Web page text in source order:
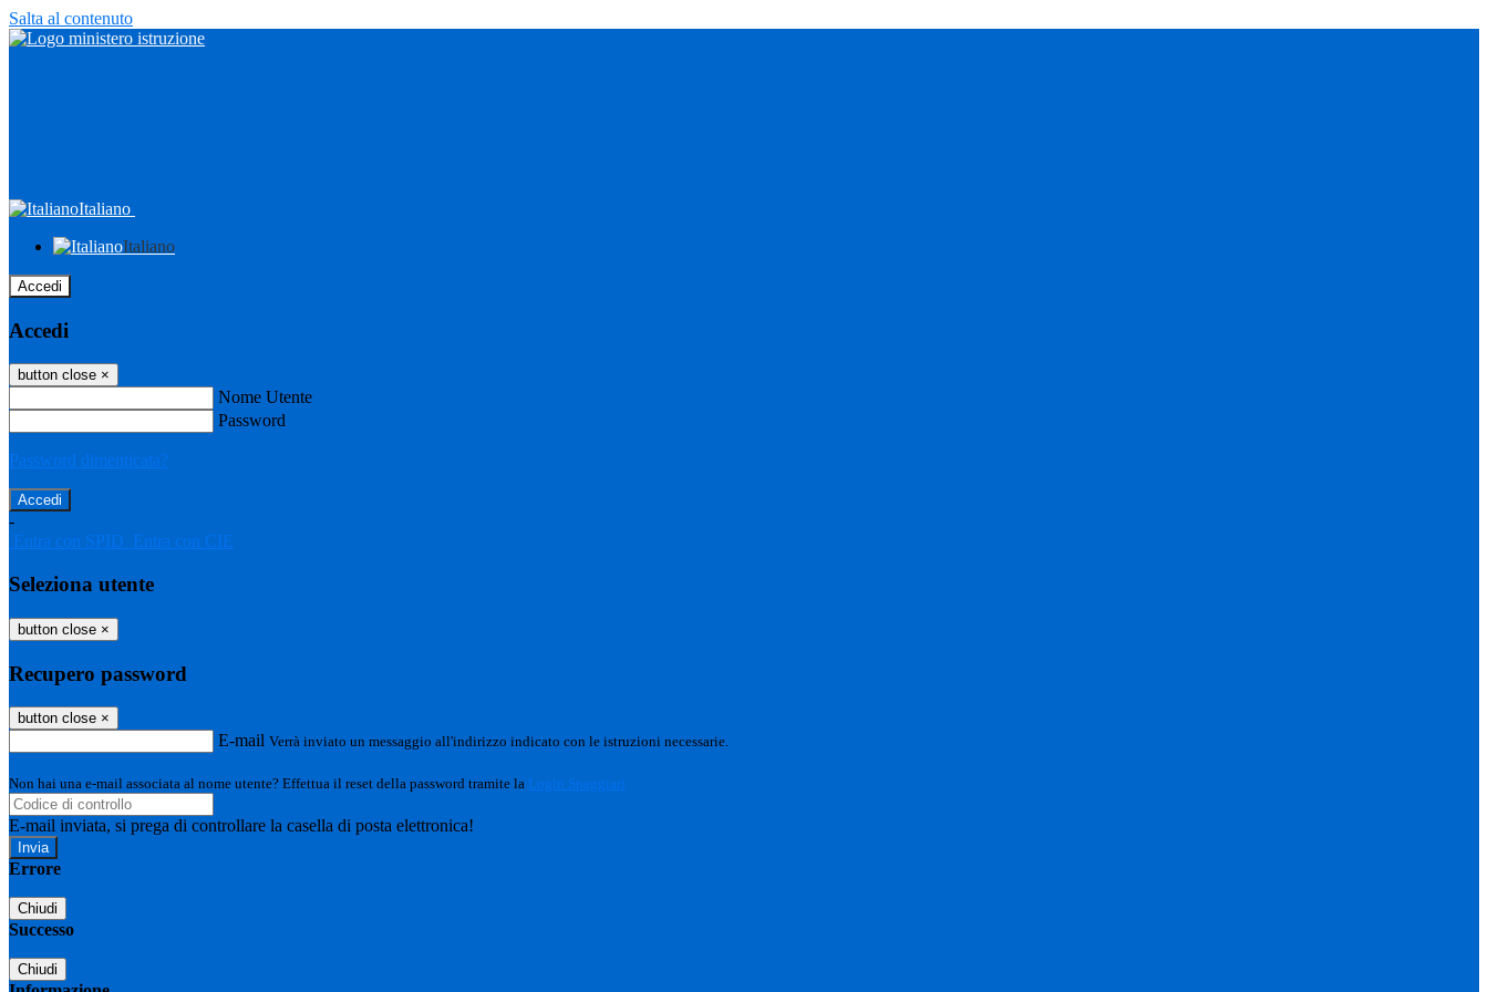
Salta al contenuto
Italiano
Italiano
Accedi
Accedi
button close ×
Nome Utente
Password
Password dimenticata?
-
Entra con SPID
Entra con CIE
Seleziona utente
button close ×
Recupero password
button close ×
E-mail Verrà inviato un messaggio all'indirizzo indicato con le istruzioni necessarie.
Non hai una e-mail associata al nome utente? Effettua il reset della password tramite la Login Spaggiari
E-mail inviata, si prega di controllare la casella di posta elettronica!
Errore
Chiudi
Successo
Chiudi